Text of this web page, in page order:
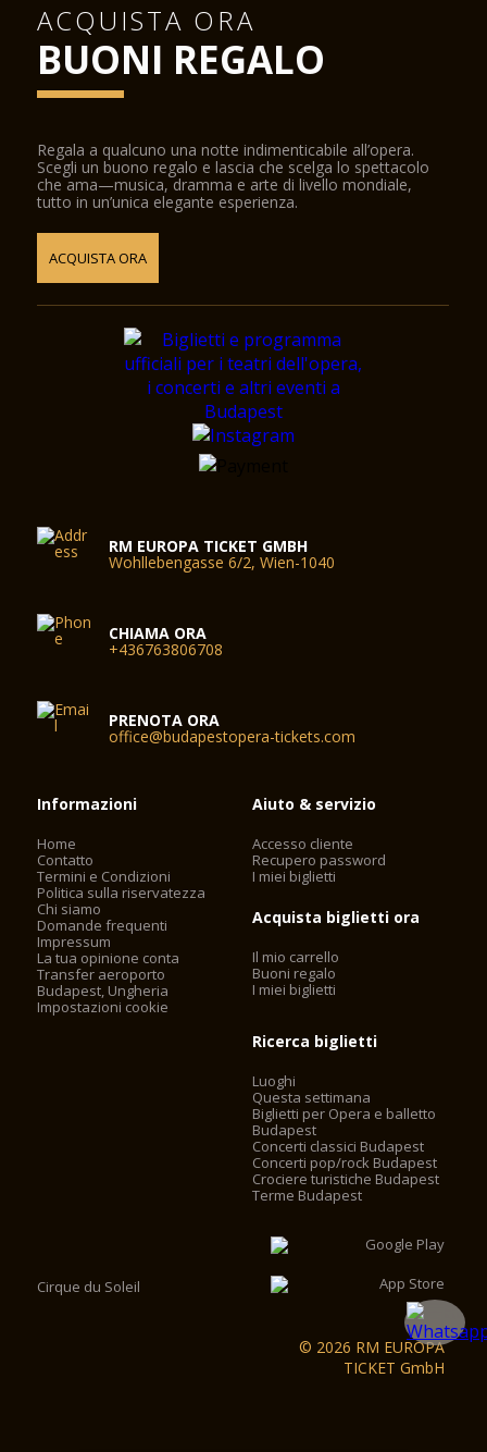
ACQUISTA ORA
BUONI REGALO
Regala a qualcuno una notte indimenticabile all’opera.
Scegli un buono regalo e lascia che scelga lo spettacolo
che ama—musica, dramma e arte di livello mondiale,
tutto in un’unica elegante esperienza.
ACQUISTA ORA
RM EUROPA TICKET GMBH
Wohllebengasse 6/2, Wien-1040
CHIAMA ORA
+436763806708
PRENOTA ORA
office@budapestopera-tickets.com
Informazioni
Home
Contatto
Termini e Condizioni
Politica sulla riservatezza
Chi siamo
Domande frequenti
Impressum
La tua opinione conta
Transfer aeroporto
Budapest, Ungheria
Impostazioni cookie
Aiuto & servizio
Accesso cliente
Recupero password
I miei biglietti
Acquista biglietti ora
Il mio carrello
Buoni regalo
I miei biglietti
Ricerca biglietti
Luoghi
Questa settimana
Biglietti per Opera e balletto
Budapest
Concerti classici Budapest
Concerti pop/rock Budapest
Crociere turistiche Budapest
Terme Budapest
Cirque du Soleil
© 2026 RM EUROPA
TICKET GmbH